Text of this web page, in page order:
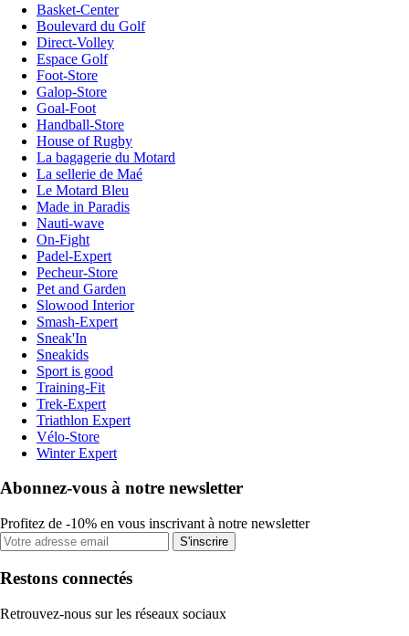
Basket-Center
Boulevard du Golf
Direct-Volley
Espace Golf
Foot-Store
Galop-Store
Goal-Foot
Handball-Store
House of Rugby
La bagagerie du Motard
La sellerie de Maé
Le Motard Bleu
Made in Paradis
Nauti-wave
On-Fight
Padel-Expert
Pecheur-Store
Pet and Garden
Slowood Interior
Smash-Expert
Sneak'In
Sneakids
Sport is good
Training-Fit
Trek-Expert
Triathlon Expert
Vélo-Store
Winter Expert
Abonnez-vous à notre newsletter
Profitez de -10% en vous inscrivant à notre newsletter
S'inscrire
Restons connectés
Retrouvez-nous sur les réseaux sociaux